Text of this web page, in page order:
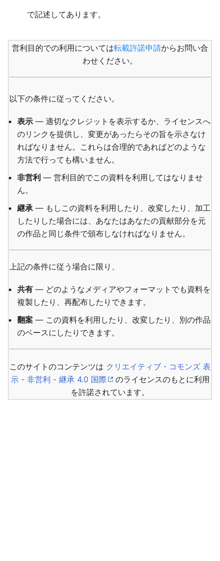
で記述してあります。
営利目的での利用については転載許諾申請からお問い合
わせください。
以下の条件に従ってください。
表示 — 適切なクレジットを表示するか、ライセンスへ
のリンクを提供し、変更があったらその旨を示さなけ
ればなりません。これらは合理的であればどのような
方法で行っても構いません。
非営利 — 営利目的でこの資料を利用してはなりませ
ん。
継承— もしこの資料を利用したり、改変したり、加工
したりした場合には、あなたはあなたの貢献部分を元
の作品と同じ条件で頒布しなければなりません。
上記の条件に従う場合に限り、
共有 — どのようなメディアやフォーマットでも資料を
複製したり、再配布したりできます。
翻案 — この資料を利用したり、改変したり、別の作品
のベースにしたりできます。
このサイトのコンテンツは クリエイティブ・コモンズ 表
示 - 非営利 - 継承 4.0 国際
のライセンスのもとに利用
を許諾されています。